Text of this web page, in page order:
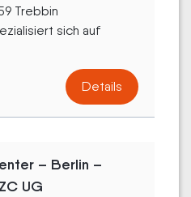
Trebbin
sich auf
Details
– Berlin –
UG